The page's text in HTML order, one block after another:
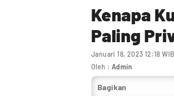
Kenapa
Paling
Januari 18, 2023 12:18 WIB
Oleh : Admin
Bagikan